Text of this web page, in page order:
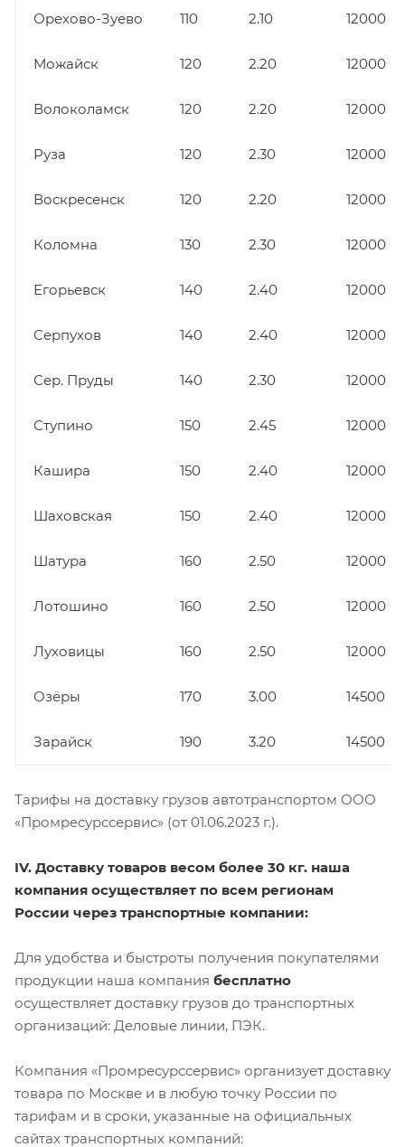
Орехово-Зуево 110 2.10 12000
Можайск 120 2.20 12000
Волоколамск 120 2.20 12000
Руза 120 2.30 12000
Воскресенск 120 2.20 12000
Коломна 130 2.30 12000
Егорьевск 140 2.40 12000
Серпухов 140 2.40 12000
Сер. Пруды 140 2.30 12000
Ступино 150 2.45 12000
Кашира 150 2.40 12000
Шаховская 150 2.40 12000
Шатура 160 2.50 12000
Лотошино 160 2.50 12000
Луховицы 160 2.50 12000
Озёры 170 3.00 14500
Зарайск 190 3.20 14500
Тарифы на доставку грузов автотранспортом ООО
«Промресурссервис» (от 01.06.2023 г.).
IV. Доставку товаров весом более 30 кг. наша
компания осуществляет по всем регионам
России через транспортные компании:
Для удобства и быстроты получения покупателями
продукции наша компания бесплатно
осуществляет доставку грузов до транспортных
организаций: Деловые линии, ПЭК.
Компания «Промресурссервис» организует доставку
товара по Москве и в любую точку России по
тарифам и в сроки, указанные на официальных
сайтах транспортных компаний: